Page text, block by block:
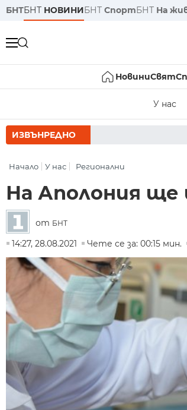
БНТБНТ НОВИНИБНТ СпортБНТ На
НовиниСвят
У нас
ИЗВЪНРЕДНО
Начало У нас Регионални
На Аполония ще
от БНТ
14:27, 28.08.2021
Чете се за: 00:15 мин.